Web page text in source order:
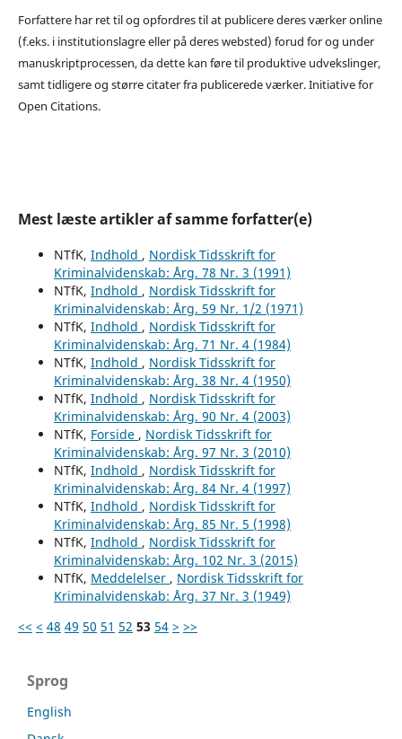
Forfattere har ret til og opfordres til at publicere deres værker online
(f.eks. i institutionslagre eller på deres websted) forud for og under
manuskriptprocessen, da dette kan føre til produktive udvekslinger,
samt tidligere og større citater fra publicerede værker. Initiative for
Open Citations.
Mest læste artikler af samme forfatter(e)
NTfK, Indhold , Nordisk Tidsskrift for
Kriminalvidenskab: Årg. 78 Nr. 3 (1991)
NTfK, Indhold , Nordisk Tidsskrift for
Kriminalvidenskab: Årg. 59 Nr. 1/2 (1971)
NTfK, Indhold , Nordisk Tidsskrift for
Kriminalvidenskab: Årg. 71 Nr. 4 (1984)
NTfK, Indhold , Nordisk Tidsskrift for
Kriminalvidenskab: Årg. 38 Nr. 4 (1950)
NTfK, Indhold , Nordisk Tidsskrift for
Kriminalvidenskab: Årg. 90 Nr. 4 (2003)
NTfK, Forside , Nordisk Tidsskrift for
Kriminalvidenskab: Årg. 97 Nr. 3 (2010)
NTfK, Indhold , Nordisk Tidsskrift for
Kriminalvidenskab: Årg. 84 Nr. 4 (1997)
NTfK, Indhold , Nordisk Tidsskrift for
Kriminalvidenskab: Årg. 85 Nr. 5 (1998)
NTfK, Indhold , Nordisk Tidsskrift for
Kriminalvidenskab: Årg. 102 Nr. 3 (2015)
NTfK, Meddelelser , Nordisk Tidsskrift for
Kriminalvidenskab: Årg. 37 Nr. 3 (1949)
<< < 48 49 50 51 52 53 54 > >>
Sprog
English